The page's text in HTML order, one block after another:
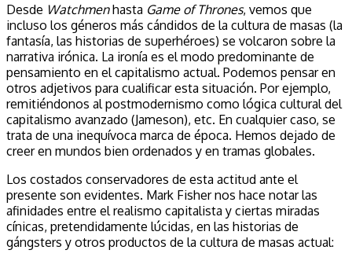
Desde Watchmenhasta Game of Thrones, vemos que
incluso los géneros más cándidos de la cultura de masas (la
fantasía, las historias de superhéroes) se volcaron sobre la
narrativa irónica. La ironía es el modo predominante de
pensamiento en el capitalismo actual. Podemos pensar en
otros adjetivos para cualificar esta situación. Por ejemplo,
remitiéndonos al postmodernismo como lógica cultural del
capitalismo avanzado (Jameson), etc. En cualquier caso, se
trata de una inequívoca marca de época. Hemos dejado de
creer en mundos bien ordenados y en tramas globales.
Los costados conservadores de esta actitud ante el
presente son evidentes. Mark Fisher nos hace notar las
afinidades entre el realismo capitalista y ciertas miradas
cínicas, pretendidamente lúcidas, en las historias de
gángsters y otros productos de la cultura de masas actual: